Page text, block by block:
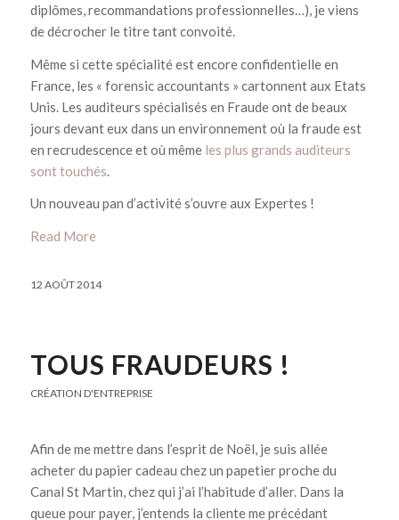
diplômes, recommandations professionnelles…), je viens
de décrocher le titre tant convoité.
Même si cette spécialité est encore confidentielle en
France, les « forensic accountants » cartonnent aux Etats
Unis. Les auditeurs spécialisés en Fraude ont de beaux
jours devant eux dans un environnement où la fraude est
en recrudescence et où même les plus grands auditeurs
sont touchés
Un nouveau pan d’activité s’ouvre aux Expertes !
Read More
12 AOÛT 2014
TOUS FRAUDEURS !
CRÉATION D'ENTREPRISE
Afin de me mettre dans l’esprit de Noël, je suis allée
acheter du papier cadeau chez un papetier proche du
Canal St Martin, chez qui j’ai l’habitude d’aller. Dans la
queue pour payer, j’entends la cliente me précédant